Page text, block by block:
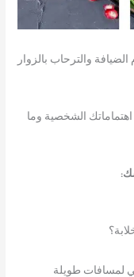
والترحاب بالزوار
الشخصية وما
لمسافات طويلة